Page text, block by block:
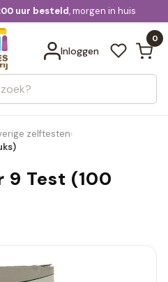
uur besteld, morgen in huis
Inloggen
0
Bekijk alle resultaten
zelftesten›
9 Test (100